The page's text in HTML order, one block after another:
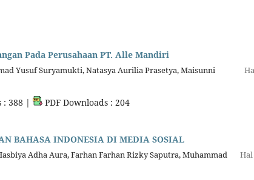
Pada Perusahaan PT. Alle Mandiri
Yusuf Suryamukti, Natasya Aurilia Prasetya, Maisunni
: 388 | PDF Downloads : 204
BAHASA INDONESIA DI MEDIA SOSIAL
Adha Aura, Farhan Farhan Rizky Saputra, Muhammad
Hal